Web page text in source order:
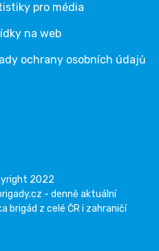
pro média
na web
ochrany osobních údajů
2022
- denně aktuální
brigád z celé ČR i zahraničí